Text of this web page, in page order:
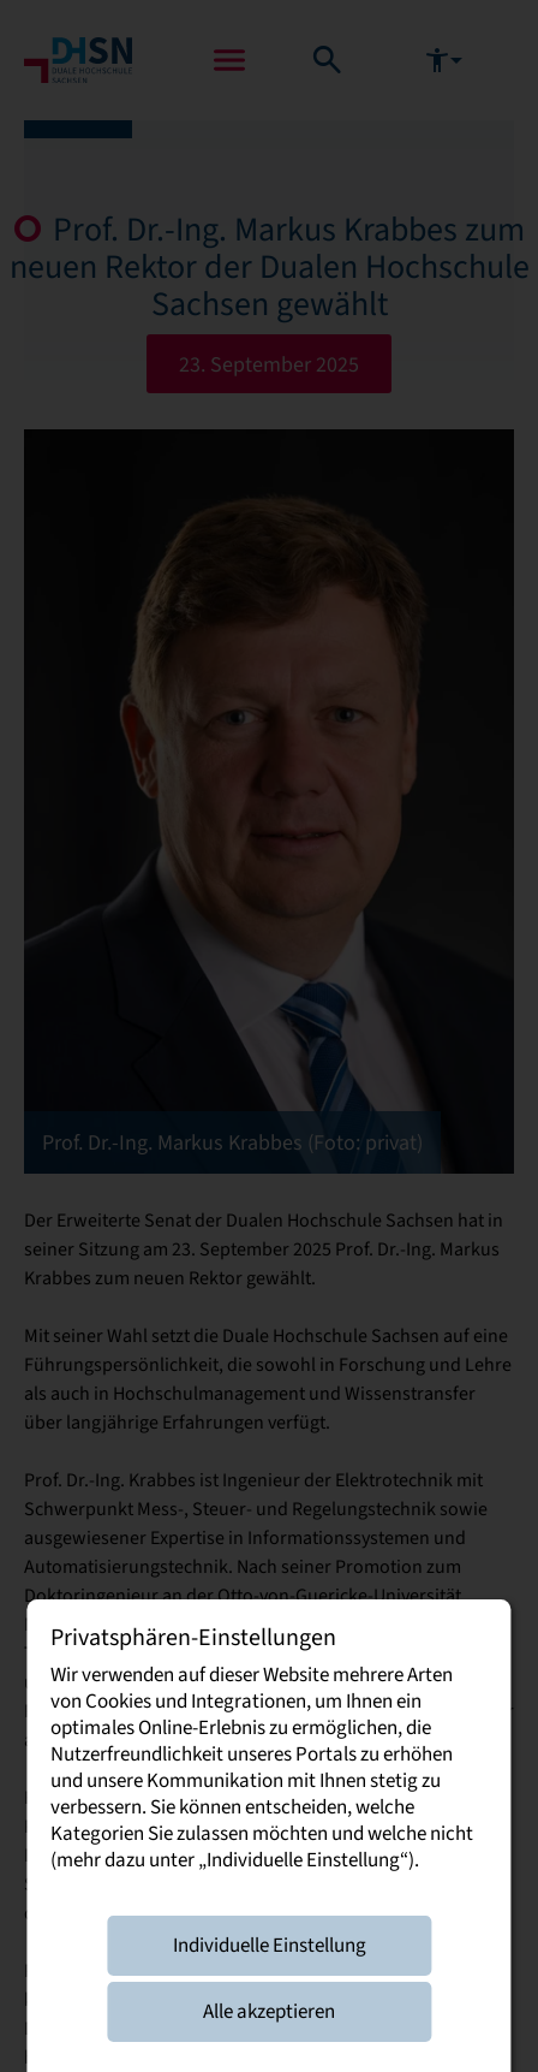
Prof. Dr.-Ing. Markus Krabbes zum
neuen Rektor der Dualen Hochschule
Sachsen gewählt
23. September 2025
Prof. Dr.-Ing. Markus Krabbes (Foto: privat)
Der Erweiterte Senat der Dualen Hochschule Sachsen hat in
seiner Sitzung am 23. September 2025 Prof. Dr.-Ing. Markus
Krabbes zum neuen Rektor gewählt.
Mit seiner Wahl setzt die Duale Hochschule Sachsen auf eine
Führungspersönlichkeit, die sowohl in Forschung und Lehre
als auch in Hochschulmanagement und Wissenstransfer
über langjährige Erfahrungen verfügt.
Prof. Dr.-Ing. Krabbes ist Ingenieur der Elektrotechnik mit
Schwerpunkt Mess-, Steuer- und Regelungstechnik sowie
ausgewiesener Expertise in Informationssystemen und
Automatisierungstechnik. Nach seiner Promotion zum
Doktoringenieur an der Otto-von-Guericke-Universität
Magdeburg war er seit 2003 Professor an der Hochschule für
Technik, Wirtschaft und Kultur Leipzig (HTWK Leipzig), wo er
u. a. als Prorektor für Forschung sowie kommissarischer
Rektor Verantwortung trug. Seit April 2022 steht er als Rektor
an der Spitze der Hochschule Merseburg.
Für den 54-Jährigen bedeutet der Wechsel zugleich eine
Rückkehr zu den ingenieurwissenschaftlichen Wurzeln: Die
Duale Hochschule Sachsen ist aus der Berufsakademie
Sachsen hervorgegangen, deren Tradition wiederum bis zu
den sächsischen Ingenieurschulen reicht.
Prof. Dr.-Ing. Krabbes: »Ich freue mich sehr, in meinem
künftigen Rektoramt dazu beizutragen, die neu gegründet
Duale Hochschule Sachsen zu einer landesweit und darüber
hinaus ausstrahlenden Bildungsmarke des Freistaats zu
Privatsphären-Einstellungen
Wir verwenden auf dieser Website mehrere Arten
von Cookies und Integrationen, um Ihnen ein
optimales Online-Erlebnis zu ermöglichen, die
Nutzerfreundlichkeit unseres Portals zu erhöhen
und unsere Kommunikation mit Ihnen stetig zu
verbessern. Sie können entscheiden, welche
Kategorien Sie zulassen möchten und welche nicht
(mehr dazu unter „Individuelle Einstellung“).
Individuelle Einstellung
Alle akzeptieren